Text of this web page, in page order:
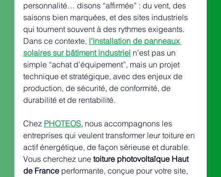
personnalité… disons “affirmée” : du vent, des
saisons bien marquées, et des sites industriels
qui tournent souvent à des rythmes exigeants.
Dans ce contexte, l’installation de panneaux
solaires sur bâtiment industriel n’est pas un
simple “achat d’équipement”, mais un projet
technique et stratégique, avec des enjeux de
production, de sécurité, de conformité, de
durabilité et de rentabilité.
Chez PHOTEOS, nous accompagnons les
entreprises qui veulent transformer leur toiture en
actif énergétique, de façon sérieuse et durable.
Vous cherchez une toiture photovoltaïque Haut
de France performante, conçue pour votre site,